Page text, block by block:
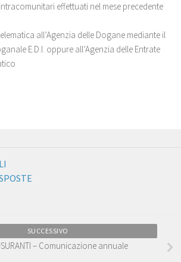
effettuati nel mese precedente
all’Agenzia delle Dogane mediante il
E.D.I. oppure all’Agenzia delle Entrate
SUCCESSIVO
– Comunicazione annuale